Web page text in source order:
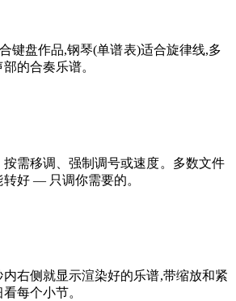
键盘作品,钢琴(单谱表)适合旋律线,多
的合奏乐谱。
需移调、强制调号或速度。多数文件
好 — 只调你需要的。
内右侧就显示渲染好的乐谱,带缩放和紧
每个小节。